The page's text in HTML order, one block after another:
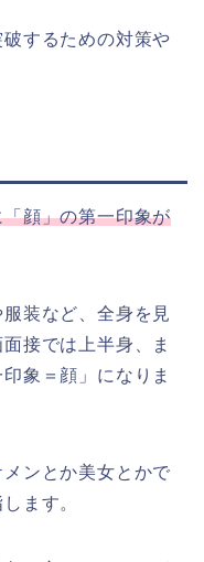
するための対策や
顔」の第一印象が
装など、全身を見
接では上半身、ま
象＝顔」になりま
ンとか美女とかで
ます。